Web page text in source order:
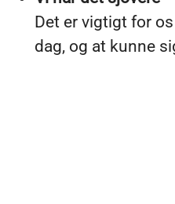
Det er vigtigt for
dag, og at kunne